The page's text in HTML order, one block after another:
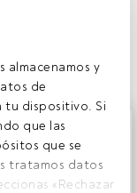
almacenamos y
de
tu dispositivo. Si
que las
que se
tratamos datos
«Rechazar
registrados
desde el
a
que ofrece